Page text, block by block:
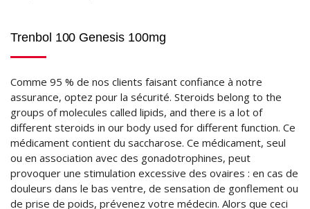
Trenbol 100 Genesis 100mg
Comme 95 % de nos clients faisant confiance à notre
assurance, optez pour la sécurité. Steroids belong to the
groups of molecules called lipids, and there is a lot of
different steroids in our body used for different function. Ce
médicament contient du saccharose. Ce médicament, seul
ou en association avec des gonadotrophines, peut
provoquer une stimulation excessive des ovaires : en cas de
douleurs dans le bas ventre, de sensation de gonflement ou
de prise de poids, prévenez votre médecin. Alors que ceci